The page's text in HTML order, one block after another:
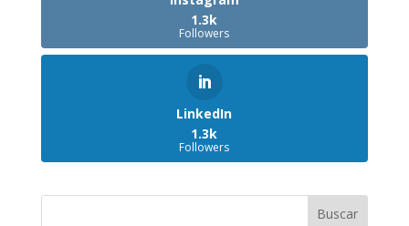
1.3k
Followers
LinkedIn
1.3k
Followers